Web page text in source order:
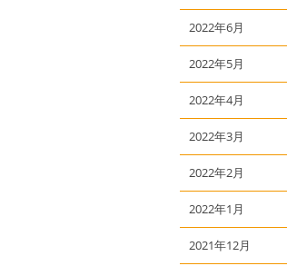
2022年6月
2022年5月
2022年4月
2022年3月
2022年2月
2022年1月
2021年12月